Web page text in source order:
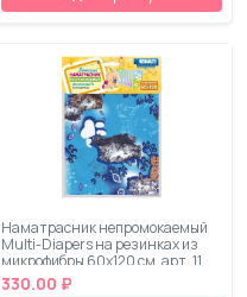
Наматрасник непромокаемый
Multi-Diapers на резинках из
микрофибры 60х120 см. арт. 11
330.00 ₽